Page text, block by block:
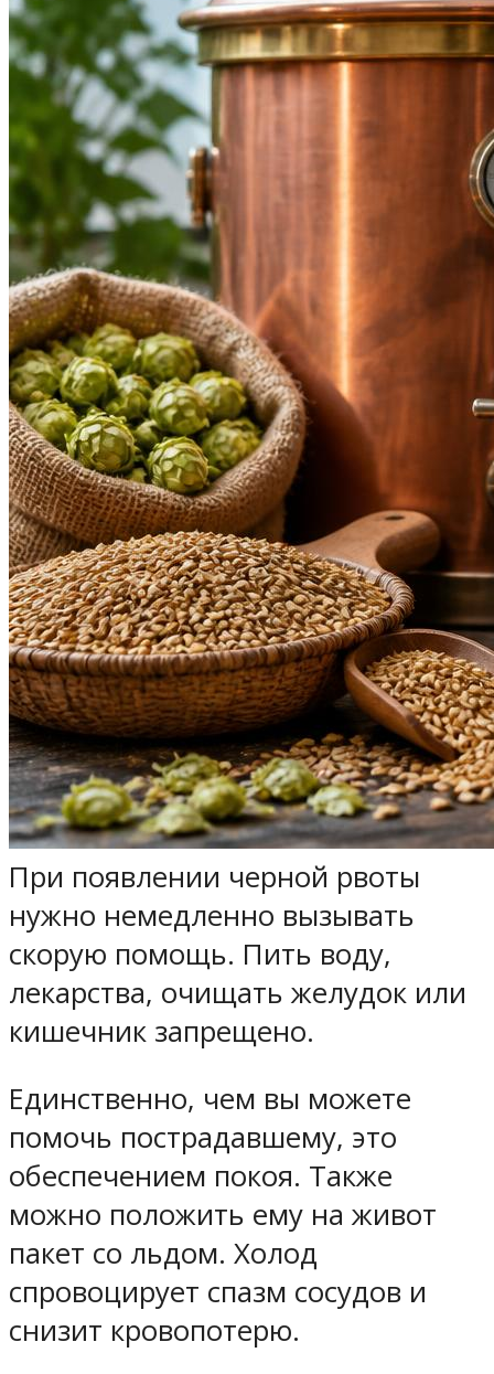
При появлении черной рвоты
нужно немедленно вызывать
скорую помощь. Пить воду,
лекарства, очищать желудок или
кишечник запрещено.
Единственно, чем вы можете
помочь пострадавшему, это
обеспечением покоя. Также
можно положить ему на живот
пакет со льдом. Холод
спровоцирует спазм сосудов и
снизит кровопотерю.